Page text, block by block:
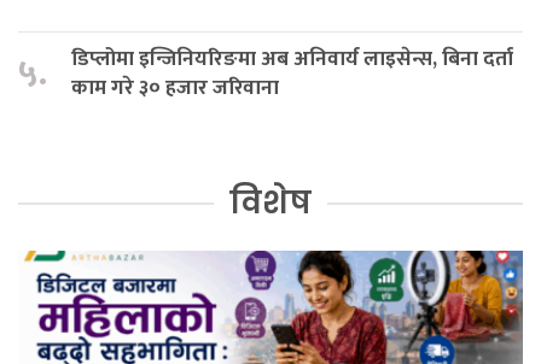
५.
डिप्लोमा इन्जिनियरिङमा अब अनिवार्य लाइसेन्स, बिना दर्ता
काम गरे ३० हजार जरिवाना
विशेष